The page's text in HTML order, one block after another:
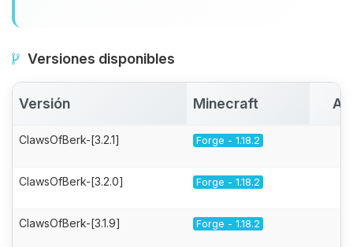
Versiones disponibles
Versión Minecraft
ClawsOfBerk-[3.2.1] Forge - 1.18.2
ClawsOfBerk-[3.2.0] Forge - 1.18.2
ClawsOfBerk-[3.1.9] Forge - 1.18.2